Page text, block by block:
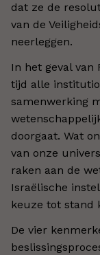
dat ze de
van de
neerleggen.
In het geval van
tijd alle
samenwerking
doorgaat. Wat
van onze
raken aan de
Israëlische
keuze tot stand
De vier